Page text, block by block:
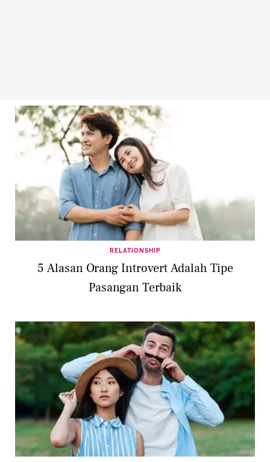
RELATIONSHIP
5 Alasan Orang Introvert Adalah Tipe
Pasangan Terbaik